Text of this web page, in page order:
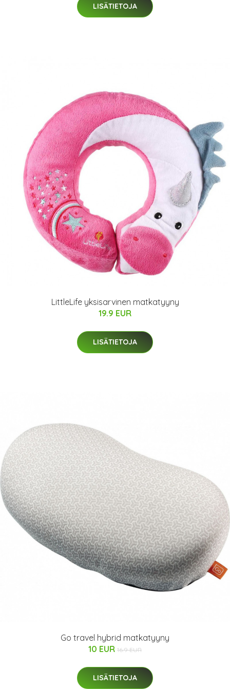
LISÄTIETOJA
LittleLife yksisarvinen matkatyyny
19.9 EUR
LISÄTIETOJA
Go travel hybrid matkatyyny
10 EUR 16.9 EUR
LISÄTIETOJA